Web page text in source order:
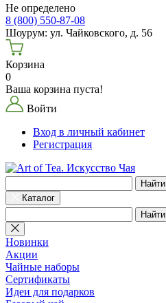
Не определено
8 (800) 550-87-08
Шоурум: ул. Чайковского, д. 56
Корзина
0
Ваша корзина пуста!
Войти
Вход в личный кабинет
Регистрация
Найти
Каталог
Найти
Новинки
Акции
Чайные наборы
Сертификаты
Идеи для подарков